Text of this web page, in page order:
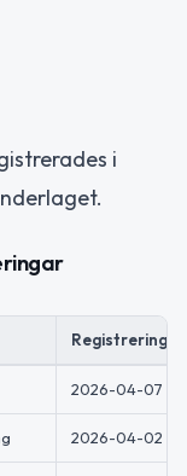
i
2026-04-07
2026-04-02